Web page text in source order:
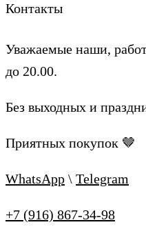
Контакты
Уважаемые наши,
до 20.00.
Без выходных и
Приятных покупок 🤎
WhatsApp \ Telegram
+7 (916) 867-34-98